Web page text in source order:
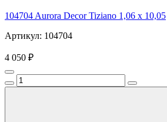
104704 Aurora Decor Tiziano 1,06 х 10,05
Артикул: 104704
4 050 ₽